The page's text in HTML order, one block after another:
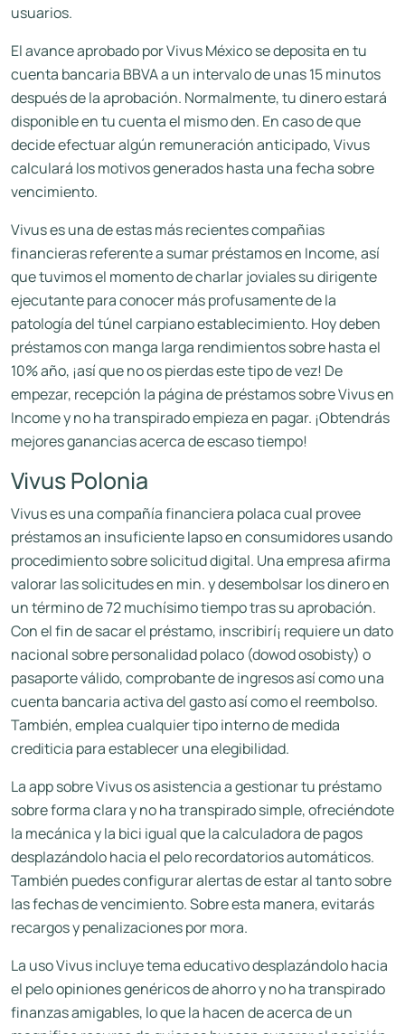
usuarios.
El avance aprobado por Vivus México se deposita en tu
cuenta bancaria BBVA a un intervalo de unas 15 minutos
después de la aprobación. Normalmente, tu dinero estará
disponible en tu cuenta el mismo den. En caso de que
decide efectuar algún remuneración anticipado, Vivus
calculará los motivos generados hasta una fecha sobre
vencimiento.
Vivus es una de estas más recientes compañias
financieras referente a sumar préstamos en Income, así
que tuvimos el momento de charlar joviales su dirigente
ejecutante para conocer más profusamente de la
patologí­a del túnel carpiano establecimiento. Hoy deben
préstamos con manga larga rendimientos sobre hasta el
10% año, ¡así que no os pierdas este tipo de vez! De
empezar, recepción la página de préstamos sobre Vivus en
Income y no ha transpirado empieza en pagar. ¡Obtendrás
mejores ganancias acerca de escaso tiempo!
Vivus Polonia
Vivus es una compañía financiera polaca cual provee
préstamos an insuficiente lapso en consumidores usando
procedimiento sobre solicitud digital. Una empresa afirma
valorar las solicitudes en min. y desembolsar los dinero en
un término de 72 muchísimo tiempo tras su aprobación.
Con el fin de sacar el préstamo, inscribirí¡ requiere un dato
nacional sobre personalidad polaco (dowod osobisty) o
pasaporte válido, comprobante de ingresos así­ como una
cuenta bancaria activa del gasto así­ como el reembolso.
También, emplea cualquier tipo interno de medida
crediticia para establecer una elegibilidad.
La app sobre Vivus os asistencia a gestionar tu préstamo
sobre forma clara y no ha transpirado simple, ofreciéndote
la mecánica y la bici igual que la calculadora de pagos
desplazándolo hacia el pelo recordatorios automáticos.
También puedes configurar alertas de estar al tanto sobre
las fechas de vencimiento. Sobre esta manera, evitarás
recargos y penalizaciones por mora.
La uso Vivus incluye tema educativo desplazándolo hacia
el pelo opiniones genéricos de ahorro y no ha transpirado
finanzas amigables, lo que la hacen de acerca de un